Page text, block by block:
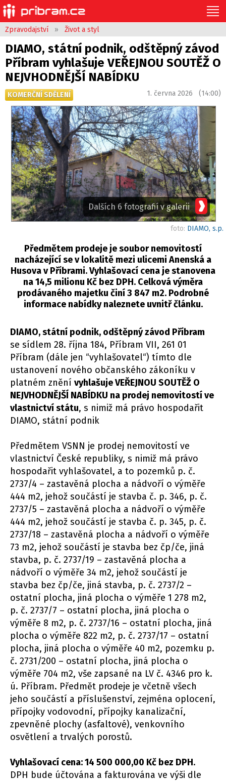
Zpravodajství » Život a styl
DIAMO, státní podnik, odštěpný závod
Příbram vyhlašuje VEŘEJNOU SOUTĚŽ O
NEJVHODNĚJŠÍ NABÍDKU
KOMERČNÍ SDĚLENÍ 1. června 2026 (14:00)
Dalších 6 fotografií v galerii
foto: DIAMO, s.p.
Předmětem prodeje je soubor nemovitostí
nacházející se v lokalitě mezi ulicemi Anenská a
Husova v Příbrami. Vyhlašovací cena je stanovena
na 14,5 milionu Kč bez DPH. Celková výměra
prodávaného majetku činí 3 847 m2. Podrobné
informace nabídky naleznete uvnitř článku.
DIAMO, státní podnik, odštěpný závod Příbram
se sídlem 28. října 184, Příbram VII, 261 01
Příbram (dále jen “vyhlašovatel“) tímto dle
ustanovení nového občanského zákoníku v
platném znění vyhlašuje VEŘEJNOU SOUTĚŽ O
NEJVHODNĚJŠÍ NABÍDKU na prodej nemovitostí ve
vlastnictví státu, s nimiž má právo hospodařit
DIAMO, státní podnik
Předmětem VSNN je prodej nemovitostí ve
vlastnictví České republiky, s nimiž má právo
hospodařit vyhlašovatel, a to pozemků p. č.
2737/4 – zastavěná plocha a nádvoří o výměře
444 m2, jehož součástí je stavba č. p. 346, p. č.
2737/5 – zastavěná plocha a nádvoří o výměře
444 m2, jehož součástí je stavba č. p. 345, p. č.
2737/18 – zastavěná plocha a nádvoří o výměře
73 m2, jehož součástí je stavba bez čp/če, jiná
stavba, p. č. 2737/19 – zastavěná plocha a
nádvoří o výměře 34 m2, jehož součástí je
stavba bez čp/če, jiná stavba, p. č. 2737/2 –
ostatní plocha, jiná plocha o výměře 1 278 m2,
p. č. 2737/7 – ostatní plocha, jiná plocha o
výměře 8 m2, p. č. 2737/16 – ostatní plocha, jiná
plocha o výměře 822 m2, p. č. 2737/17 – ostatní
plocha, jiná plocha o výměře 40 m2, pozemku p.
č. 2731/200 – ostatní plocha, jiná plocha o
výměře 704 m2, vše zapsané na LV č. 4346 pro k.
ú. Příbram. Předmět prodeje je včetně všech
jeho součástí a příslušenství, zejména oplocení,
přípojky vodovodní, přípojky kanalizační,
zpevněné plochy (asfaltové), venkovního
osvětlení a trvalých porostů.
Vyhlašovací cena: 14 500 000,00 Kč bez DPH.
DPH bude účtována a fakturována ve výši dle